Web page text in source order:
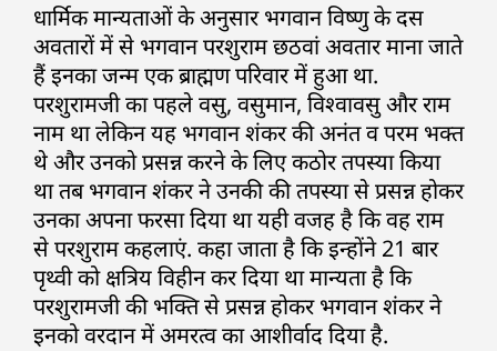
धार्मिक मान्यताओं के अनुसार भगवान विष्णु के दस
अवतारों में से भगवान परशुराम छठवां अवतार माना जाते
हैं इनका जन्म एक ब्राह्मण परिवार में हुआ था.
परशुरामजी का पहले वसु, वसुमान, विश्वावसु और राम
नाम था लेकिन यह भगवान शंकर की अनंत व परम भक्त
थे और उनको प्रसन्न करने के लिए कठोर तपस्या किया
था तब भगवान शंकर ने उनकी की तपस्या से प्रसन्न होकर
उनका अपना फरसा दिया था यही वजह है कि वह राम
से परशुराम कहलाएं. कहा जाता है कि इन्होंने 21 बार
पृथ्वी को क्षत्रिय विहीन कर दिया था मान्यता है कि
परशुरामजी की भक्ति से प्रसन्न होकर भगवान शंकर ने
इनको वरदान में अमरत्व का आशीर्वाद दिया है.